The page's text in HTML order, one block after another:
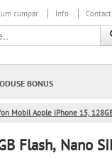
cumpar Info Contact
BONUS
Mobil Apple iPhone 15,
Flash, Nano